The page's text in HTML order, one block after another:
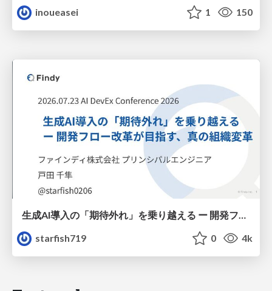
inoueasei
1 150
生成AI導入の「期待外れ」を乗り越える ー 開発フロー改革が目指す、真の組織変革
starfish719
0 4k